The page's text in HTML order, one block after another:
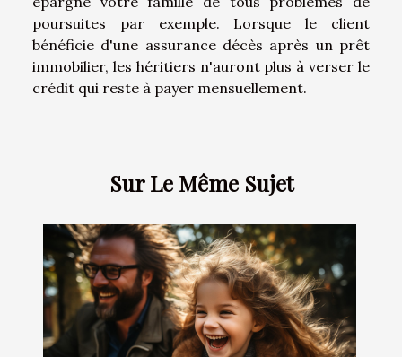
poursuites par exemple. Lorsque le client
bénéficie d'une assurance décès après un prêt
immobilier, les héritiers n'auront plus à verser le
crédit qui reste à payer mensuellement.
Sur Le Même Sujet